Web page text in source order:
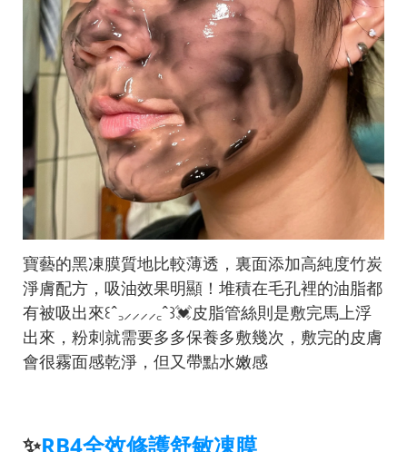
寶藝的黑凍膜質地比較薄透，裏面添加高純度竹炭
淨膚配方，吸油效果明顯！堆積在毛孔裡的油脂都
有被吸出來꒰ˆ‎꜆⸝⸝⸝⸝‎꜀ˆ꒱💓皮脂管絲則是敷完馬上浮
出來，粉刺就需要多多保養多敷幾次，敷完的皮膚
會很霧面感乾淨，但又帶點水嫩感
✨RB4全效修護舒敏凍膜